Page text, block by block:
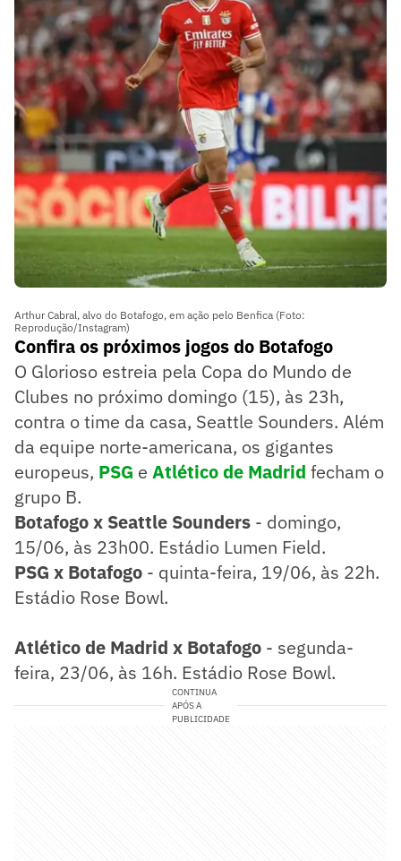
Arthur Cabral, alvo do Botafogo, em ação pelo Benfica (Foto:
Reprodução/Instagram)
Confira os próximos jogos do Botafogo
O Glorioso estreia pela Copa do Mundo de
Clubes no próximo domingo (15), às 23h,
contra o time da casa, Seattle Sounders. Além
da equipe norte-americana, os gigantes
europeus, PSG e Atlético de Madrid fecham o
grupo B.
Botafogo x Seattle Sounders - domingo,
15/06, às 23h00. Estádio Lumen Field.
PSG x Botafogo - quinta-feira, 19/06, às 22h.
Estádio Rose Bowl.
Atlético de Madrid x Botafogo - segunda-
feira, 23/06, às 16h. Estádio Rose Bowl.
CONTINUA
APÓS A
PUBLICIDADE